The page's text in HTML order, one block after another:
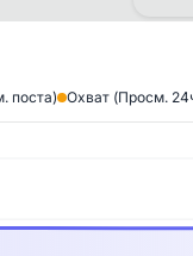
этим
поста) Охват (Просм.